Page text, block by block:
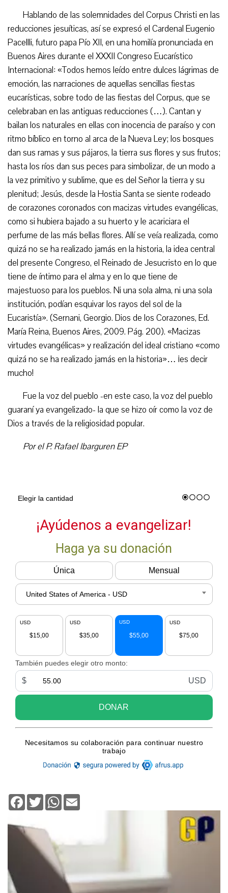
Hablando de las solemnidades del Corpus Christi en las
reducciones jesuíticas, así se expresó el Cardenal Eugenio
Pacellli, futuro papa Pío XII, en una homilía pronunciada en
Buenos Aires durante el XXXII Congreso Eucarístico
Internacional: «Todos hemos leído entre dulces lágrimas de
emoción, las narraciones de aquellas sencillas fiestas
eucarísticas, sobre todo de las fiestas del Corpus, que se
celebraban en las antiguas reducciones (…). Cantan y
bailan los naturales en ellas con inocencia de paraíso y con
ritmo bíblico en torno al arca de la Nueva Ley; los bosques
dan sus ramas y sus pájaros, la tierra sus flores y sus frutos;
hasta los ríos dan sus peces para simbolizar, de un modo a
la vez primitivo y sublime, que es del Señor la tierra y su
plenitud; Jesús, desde la Hostia Santa se siente rodeado
de corazones coronados con macizas virtudes evangélicas,
como si hubiera bajado a su huerto y le acariciara el
perfume de las más bellas flores. Allí se veía realizada, como
quizá no se ha realizado jamás en la historia, la idea central
del presente Congreso, el Reinado de Jesucristo en lo que
tiene de íntimo para el alma y en lo que tiene de
majestuoso para los pueblos. Ni una sola alma, ni una sola
institución, podían esquivar los rayos del sol de la
Eucaristía». (Sernani, Georgio. Dios de los Corazones, Ed.
María Reina, Buenos Aires, 2009. Pág. 200). «Macizas
virtudes evangélicas» y realización del ideal cristiano «como
quizá no se ha realizado jamás en la historia»… ¡es decir
mucho!
Fue la voz del pueblo -en este caso, la voz del pueblo
guaraní ya evangelizado- la que se hizo oír como la voz de
Dios a través de la religiosidad popular.
Por el P. Rafael Ibarguren EP
Facebook
TwitterWhatsApp